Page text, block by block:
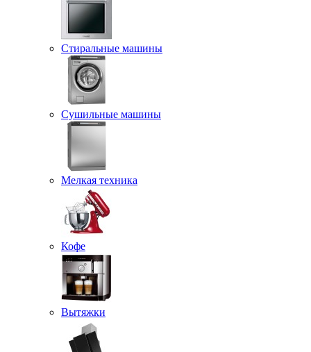
Стиральные машины
Сушильные машины
Мелкая техника
Кофе
Вытяжки